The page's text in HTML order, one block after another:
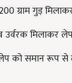
ग्राम गुड़
मिलाकर
को समान रूप से